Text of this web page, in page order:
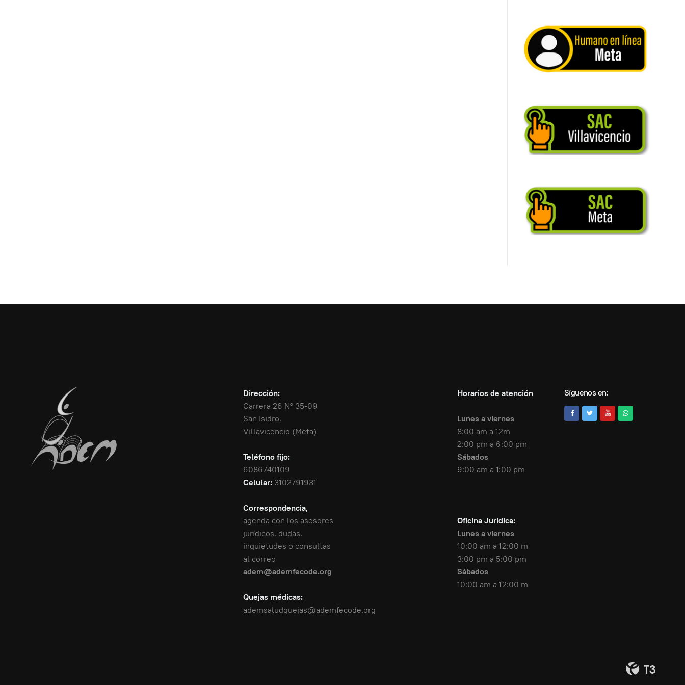
Dirección:
Carrera 26 N° 35-09
San Isidro.
Villavicencio (Meta)
Teléfono fijo:
6086740109
Celular: 3102791931
Correspondencia,
agenda con los asesores
jurídicos, dudas,
inquietudes o consultas
al correo
adem@ademfecode.org
Quejas médicas:
ademsaludquejas@ademfecode.org
Horarios de atención
Lunes a viernes
8:00 am a 12m
2:00 pm a 6:00 pm
Sábados
9:00 am a 1:00 pm
Oficina Jurídica:
Lunes a viernes
10:00 am a 12:00 m
3:00 pm a 5:00 pm
Sábados
10:00 am a 12:00 m
Síguenos en: